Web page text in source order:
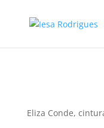
Eliza Conde,